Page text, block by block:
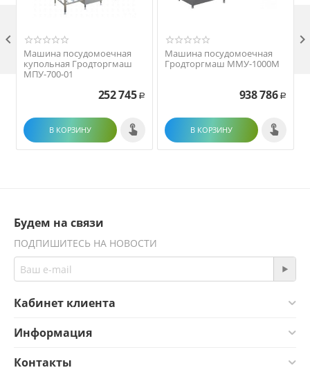
Машина посудомоечная
купольная Гродторгмаш
МПУ-700-01
252 745 Р
В КОРЗИНУ
Машина посудомоечная
Гродторгмаш ММУ-1000M
938 786 Р
В КОРЗИНУ
 
Будем на связи
ПОДПИШИТЕСЬ НА НОВОСТИ
Кабинет клиента
Информация
Контакты